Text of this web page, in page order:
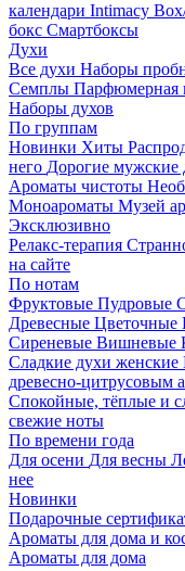
календари Intimacy
бокс Смартбоксы
Духи
Все духи Наборы
Семплы Парфюмерная
Наборы духов
По группам
Новинки Хиты
него Дорогие мужские
Ароматы чистоты
Моноароматы Музей
Эксклюзивно
Релакс-терапия
на сайте
По нотам
Фруктовые Пудровые
Древесные Цветочные
Сиреневые Вишневые
Сладкие духи женские
древесно-цитрусовым
Спокойные, тёплые и
свежие ноты
По времени года
Для осени Для весны
нее
Новинки
Подарочные
Ароматы для дома и
Ароматы для дома